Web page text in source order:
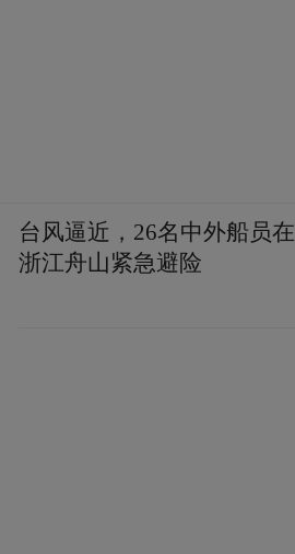
台风逼近，26名中外船员在
浙江舟山紧急避险